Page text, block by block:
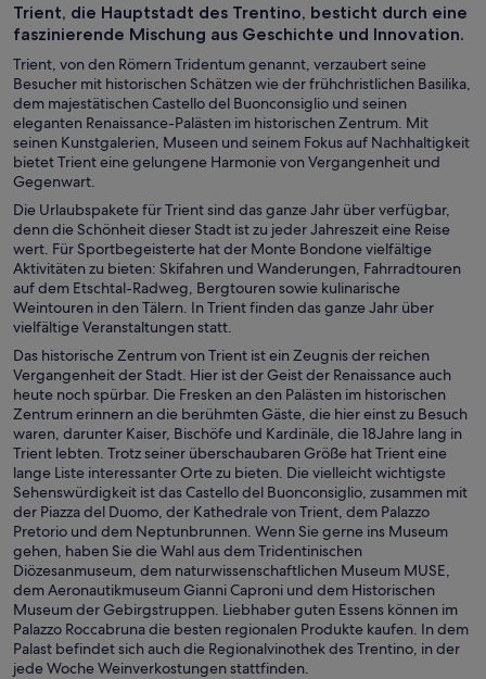
Trient, die Hauptstadt des Trentino, besticht durch eine
faszinierende Mischung aus Geschichte und Innovation.
Trient, von den Römern Tridentum genannt, verzaubert seine
Besucher mit historischen Schätzen wie der frühchristlichen Basilika,
dem majestätischen Castello del Buonconsiglio und seinen
eleganten Renaissance-Palästen im historischen Zentrum. Mit
seinen Kunstgalerien, Museen und seinem Fokus auf Nachhaltigkeit
bietet Trient eine gelungene Harmonie von Vergangenheit und
Gegenwart.
Die Urlaubspakete für Trient sind das ganze Jahr über verfügbar,
denn die Schönheit dieser Stadt ist zu jeder Jahreszeit eine Reise
wert. Für Sportbegeisterte hat der Monte Bondone vielfältige
Aktivitäten zu bieten: Skifahren und Wanderungen, Fahrradtouren
auf dem Etschtal-Radweg, Bergtouren sowie kulinarische
Weintouren in den Tälern. In Trient finden das ganze Jahr über
vielfältige Veranstaltungen statt.
Das historische Zentrum von Trient ist ein Zeugnis der reichen
Vergangenheit der Stadt. Hier ist der Geist der Renaissance auch
heute noch spürbar. Die Fresken an den Palästen im historischen
Zentrum erinnern an die berühmten Gäste, die hier einst zu Besuch
waren, darunter Kaiser, Bischöfe und Kardinäle, die 18Jahre lang in
Trient lebten. Trotz seiner überschaubaren Größe hat Trient eine
lange Liste interessanter Orte zu bieten. Die vielleicht wichtigste
Sehenswürdigkeit ist das Castello del Buonconsiglio, zusammen mit
der Piazza del Duomo, der Kathedrale von Trient, dem Palazzo
Pretorio und dem Neptunbrunnen. Wenn Sie gerne ins Museum
gehen, haben Sie die Wahl aus dem Tridentinischen
Diözesanmuseum, dem naturwissenschaftlichen Museum MUSE,
dem Aeronautikmuseum Gianni Caproni und dem Historischen
Museum der Gebirgstruppen. Liebhaber guten Essens können im
Palazzo Roccabruna die besten regionalen Produkte kaufen. In dem
Palast befindet sich auch die Regionalvinothek des Trentino, in der
jede Woche Weinverkostungen stattfinden.